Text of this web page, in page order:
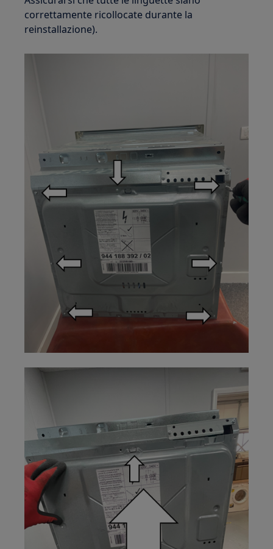
correttamente ricollocate durante la
reinstallazione).